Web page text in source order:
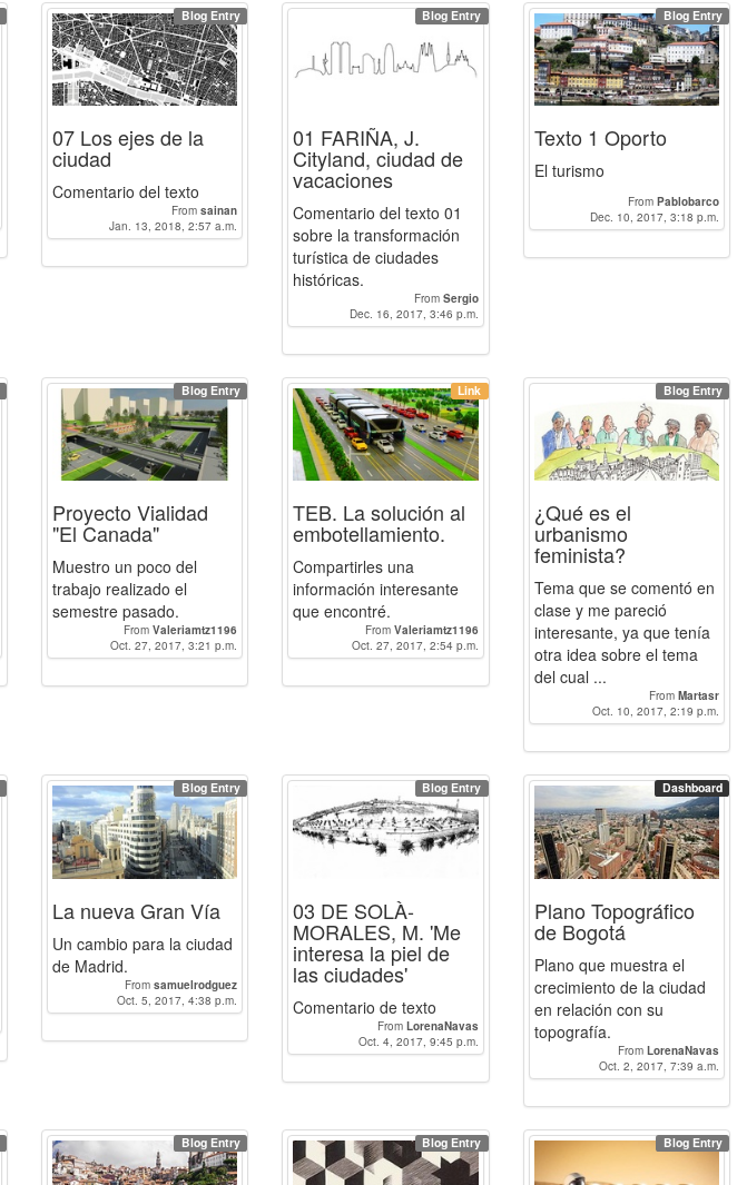
Blog Entry
07 Los ejes de la
ciudad
Comentario del texto
From sainan
Jan. 13, 2018, 2:57 a.m.
Blog Entry
01 FARIÑA, J.
Cityland, ciudad de
vacaciones
Comentario del texto 01
sobre la transformación
turística de ciudades
históricas.
From Sergio
Dec. 16, 2017, 3:46 p.m.
Blog Entry
Texto 1 Oporto
El turismo
From Pablobarco
Dec. 10, 2017, 3:18 p.m.
Blog Entry
Proyecto Vialidad
"El Canada"
Muestro un poco del
trabajo realizado el
semestre pasado.
From Valeriamtz1196
Oct. 27, 2017, 3:21 p.m.
Link
TEB. La solución al
embotellamiento.
Compartirles una
información interesante
que encontré.
From Valeriamtz1196
Oct. 27, 2017, 2:54 p.m.
Blog Entry
¿Qué es el
urbanismo
feminista?
Tema que se comentó en
clase y me pareció
interesante, ya que tenía
otra idea sobre el tema
del cual ...
From Martasr
Oct. 10, 2017, 2:19 p.m.
Blog Entry
La nueva Gran Vía
Un cambio para la ciudad
de Madrid.
From samuelrodguez
Oct. 5, 2017, 4:38 p.m.
Blog Entry
03 DE SOLÀ-
MORALES, M. 'Me
interesa la piel de
las ciudades'
Comentario de texto
From LorenaNavas
Oct. 4, 2017, 9:45 p.m.
Dashboard
Plano Topográfico
de Bogotá
Plano que muestra el
crecimiento de la ciudad
en relación con su
topografía.
From LorenaNavas
Oct. 2, 2017, 7:39 a.m.
Blog Entry Blog Entry Blog Entry